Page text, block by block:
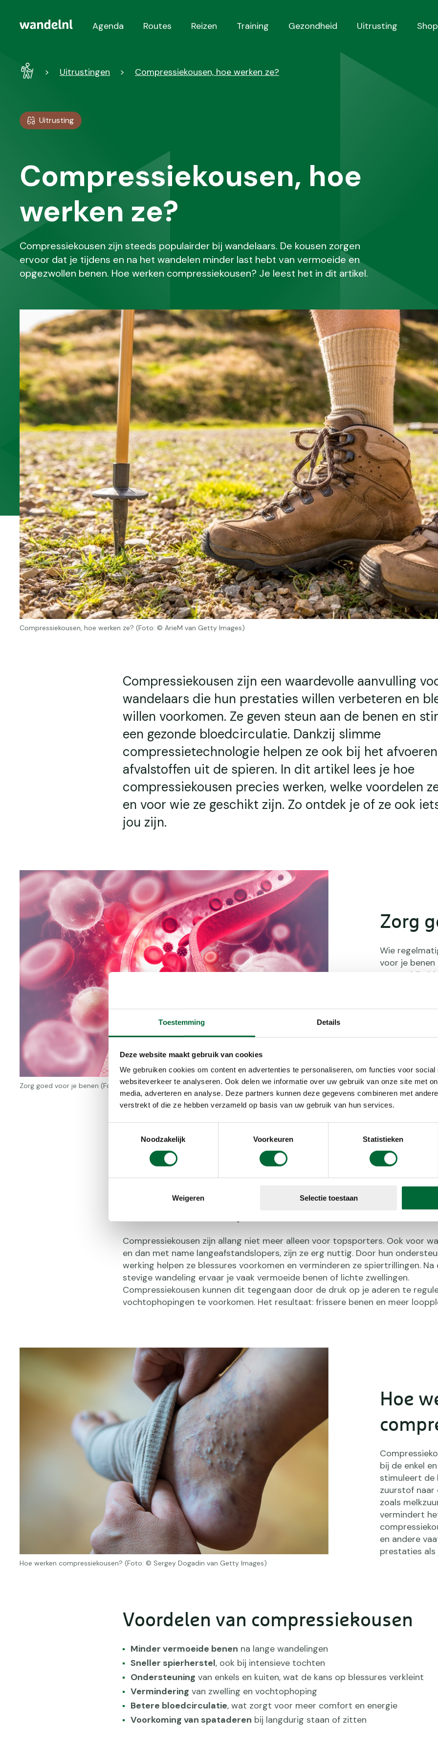
Toestemming Details
Deze website maakt gebruik van cookies
We gebruiken cookies om content en advertenties te personaliseren, om functies voor social
websiteverkeer te analyseren. Ook delen we informatie over uw gebruik van onze site met
media, adverteren en analyse. Deze partners kunnen deze gegevens combineren met
verstrekt of die ze hebben verzameld op basis van uw gebruik van hun services.
Noodzakelijk
Voorkeuren Statistieken
Weigeren Selectie toestaan
Hoofdnavigatie
Agenda Routes Reizen Training Gezondheid Uitrusting Shop
WandelUitrustingen Compressiekousen, hoe werken ze?
Uitrusting
Compressiekousen, hoe
werken ze?
Compressiekousen zijn steeds populairder bij wandelaars. De kousen zorgen
ervoor dat je tijdens en na het wandelen minder last hebt van vermoeide en
opgezwollen benen. Hoe werken compressiekousen? Je leest het in dit artikel.
Compressiekousen, hoe werken ze? (Foto: © ArieM van Getty Images)
Compressiekousen zijn een waardevolle aanvulling
wandelaars die hun prestaties willen verbeteren en
willen voorkomen. Ze geven steun aan de benen en
een gezonde bloedcirculatie. Dankzij slimme
compressietechnologie helpen ze ook bij het
afvalstoffen uit de spieren. In dit artikel lees je hoe
compressiekousen precies werken, welke voordelen
en voor wie ze geschikt zijn. Zo ontdek je of ze ook
jou zijn.
Zorg goed voor je benen (Foto: © Mohammed Haneefa Nizamudeen van Getty Images)
Zorg
Wie
voor je
blijven en
Door
bloedstroom
zuurstof en
ten goede
kunnen
maak je een
Compressiekousen zijn allang niet meer alleen voor topsporters. Ook voor
en dan met name langeafstandslopers, zijn ze erg nuttig. Door hun
werking helpen ze blessures voorkomen en verminderen ze spiertrillingen. Na
stevige wandeling ervaar je vaak vermoeide benen of lichte zwellingen.
Compressiekousen kunnen dit tegengaan door de druk op je aderen te
vochtophopingen te voorkomen. Het resultaat: frissere benen en meer
Hoe werken compressiekousen? (Foto: © Sergey Dogadin van Getty Images)
Hoe
bij de enkel
stimuleert de
zuurstof naar
zoals
vermindert
en andere
prestaties als
Voordelen van compressiekousen
Minder vermoeide benen na lange wandelingen
Sneller spierherstel, ook bij intensieve tochten
Ondersteuning van enkels en kuiten, wat de kans op blessures verkleint
Vermindering van zwelling en vochtophoping
Betere bloedcirculatie, wat zorgt voor meer comfort en energie
Voorkoming van spataderen bij langdurig staan of zitten